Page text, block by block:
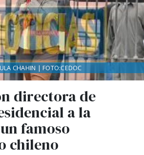
directora de
a la
famoso
chileno
CHAHIN | FOTO:CEDOC